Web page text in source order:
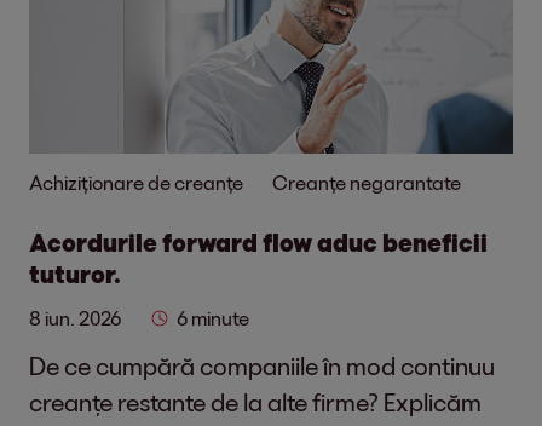
Achiziționare de creanțe Creanțe negarantate
Acordurile forward flow aduc beneficii
tuturor.
8 iun. 2026 6 minute
De ce cumpără companiile în mod continuu
creanțe restante de la alte firme? Explicăm